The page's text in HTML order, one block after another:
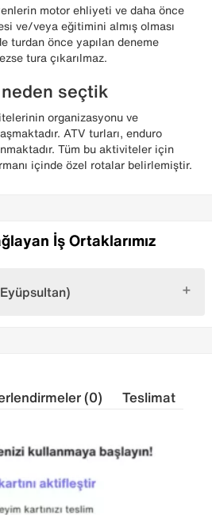
motor ehliyeti ve daha önce
ve/veya eğitimini almış olması
turdan önce yapılan deneme
tura çıkarılmaz.
neden seçtik
organizasyonu ve
ATV turları, enduro
Tüm bu aktiviteler için
içinde özel rotalar belirlemiştir.
İş Ortaklarımız
(0) Teslimat